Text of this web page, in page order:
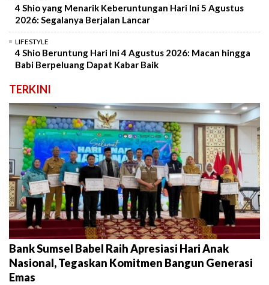
4 Shio yang Menarik Keberuntungan Hari Ini 5 Agustus
2026: Segalanya Berjalan Lancar
LIFESTYLE
4 Shio Beruntung Hari Ini 4 Agustus 2026: Macan hingga
Babi Berpeluang Dapat Kabar Baik
TERKINI
Bank Sumsel Babel Raih Apresiasi Hari Anak
Nasional, Tegaskan Komitmen Bangun Generasi
Emas